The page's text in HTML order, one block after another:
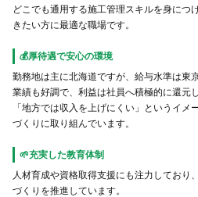
どこでも通用する施工管理スキルを身につ
きたい方に最適な職場です。
💰厚待遇で安心の環境
勤務地は主に北海道ですが、給与水準は東
業績も好調で、利益は社員へ積極的に還元
「地方では収入を上げにくい」というイ
づくりに取り組んでいます。
🌱充実した教育体制
人材育成や資格取得支援にも注力しており
づくりを推進しています。